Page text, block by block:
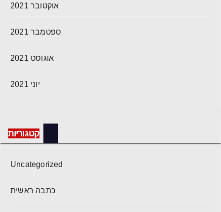
אוקטובר 2021
ספטמבר 2021
אוגוסט 2021
יוני 2021
קטגוריות
Uncategorized
כתבה ראשית